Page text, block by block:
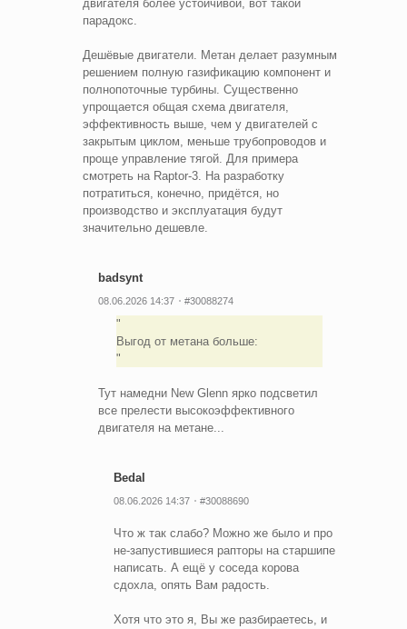
двигателя более устойчивой, вот такой
парадокс.
Дешёвые двигатели. Метан делает разумным
решением полную газификацию компонент и
полнопоточные турбины. Существенно
упрощается общая схема двигателя,
эффективность выше, чем у двигателей с
закрытым циклом, меньше трубопроводов и
проще управление тягой. Для примера
смотреть на Raptor-3. На разработку
потратиться, конечно, придётся, но
производство и эксплуатация будут
значительно дешевле.
badsynt
08.06.2026 14:37 #30088274
Выгод от метана больше:
Тут намедни New Glenn ярко подсветил
все прелести высокоэффективного
двигателя на метане...
Bedal
08.06.2026 14:37 #30088690
Что ж так слабо? Можно же было и про
не-запустившиеся рапторы на старшипе
написать. А ещё у соседа корова
сдохла, опять Вам радость.
Хотя что это я, Вы же разбираетесь, и